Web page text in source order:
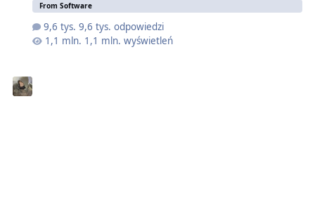
From Software
9,6 tys. odpowiedzi
1,1 mln. wyświetleń